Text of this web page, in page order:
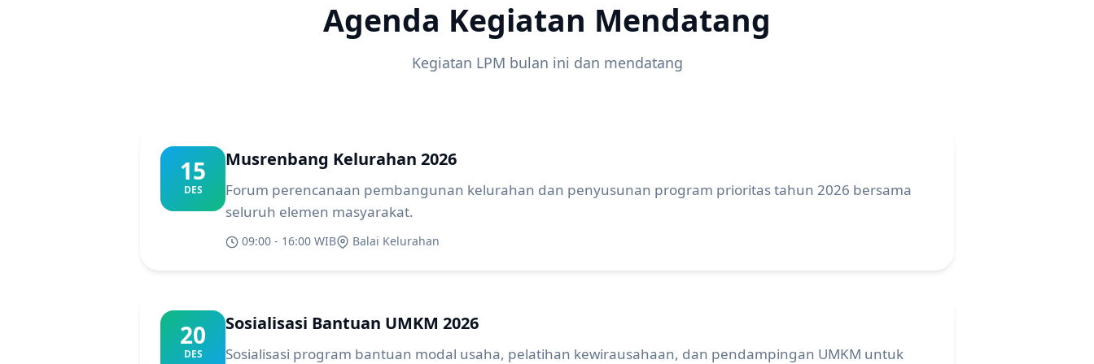
Agenda Kegiatan Mendatang
Kegiatan LPM bulan ini dan mendatang
15
DES
Musrenbang Kelurahan 2026
Forum perencanaan pembangunan kelurahan dan penyusunan program prioritas tahun 2026 bersama
seluruh elemen masyarakat.
09:00 - 16:00 WIB Balai Kelurahan
20
DES
Sosialisasi Bantuan UMKM 2026
Sosialisasi program bantuan modal usaha, pelatihan kewirausahaan, dan pendampingan UMKM untuk